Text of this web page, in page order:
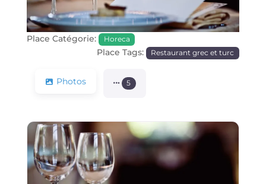
Place Catégorie: Horeca
Place Tags: Restaurant grec et turc
Photos 5